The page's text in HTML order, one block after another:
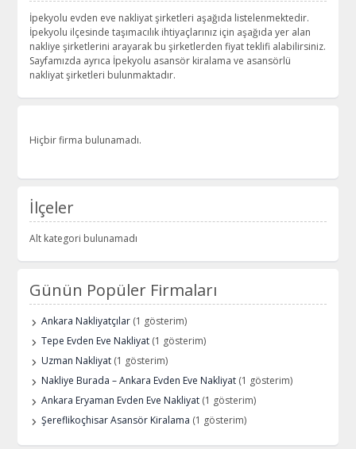
İpekyolu evden eve nakliyat şirketleri aşağıda listelenmektedir.
İpekyolu ilçesinde taşımacılık ihtiyaçlarınız için aşağıda yer alan
nakliye şirketlerini arayarak bu şirketlerden fiyat teklifi alabilirsiniz.
Sayfamızda ayrıca İpekyolu asansör kiralama ve asansörlü
nakliyat şirketleri bulunmaktadır.
Hiçbir firma bulunamadı.
İlçeler
Alt kategori bulunamadı
Günün Popüler Firmaları
Ankara Nakliyatçılar (1 gösterim)
Tepe Evden Eve Nakliyat (1 gösterim)
Uzman Nakliyat (1 gösterim)
Nakliye Burada – Ankara Evden Eve Nakliyat (1 gösterim)
Ankara Eryaman Evden Eve Nakliyat (1 gösterim)
Şereflikoçhisar Asansör Kiralama (1 gösterim)